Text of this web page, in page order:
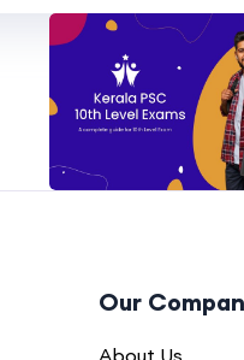
Our
About Us